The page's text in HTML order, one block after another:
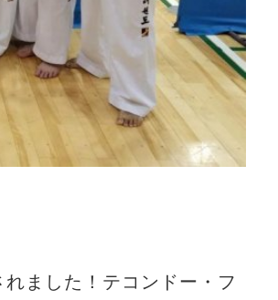
ました！テコンドー・フ